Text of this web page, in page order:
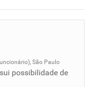
São Paulo
possibilidade de